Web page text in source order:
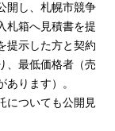
開し、札幌市競争
札箱へ見積書を提
提示した方と契約
、最低価格者（売
ります）。
ついても公開見